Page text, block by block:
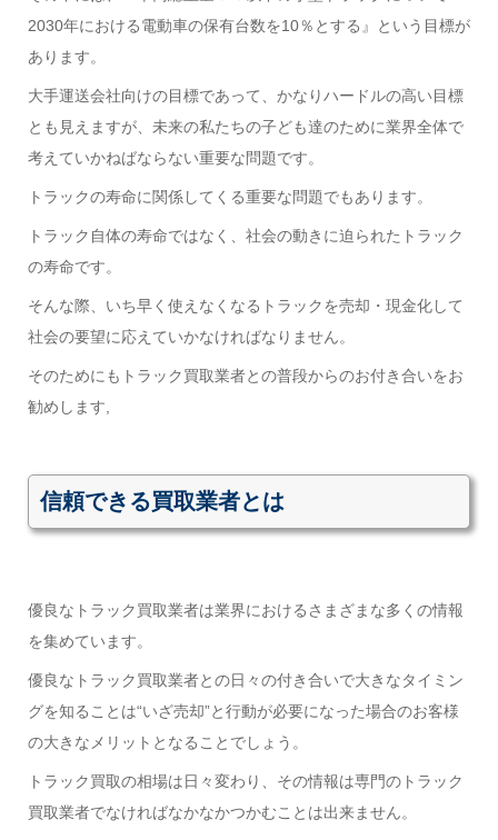
2030年における電動車の保有台数を10％とする』という目標が
あります。
大手運送会社向けの目標であって、かなりハードルの高い目標
とも見えますが、未来の私たちの子ども達のために業界全体で
考えていかねばならない重要な問題です。
トラックの寿命に関係してくる重要な問題でもあります。
トラック自体の寿命ではなく、社会の動きに迫られたトラック
の寿命です。
そんな際、いち早く使えなくなるトラックを売却・現金化して
社会の要望に応えていかなければなりません。
そのためにもトラック買取業者との普段からのお付き合いをお
勧めします,
信頼できる買取業者とは
優良なトラック買取業者は業界におけるさまざまな多くの情報
を集めています。
優良なトラック買取業者との日々の付き合いで大きなタイミン
グを知ることは“いざ売却”と行動が必要になった場合のお客様
の大きなメリットとなることでしょう。
トラック買取の相場は日々変わり、その情報は専門のトラック
買取業者でなければなかなかつかむことは出来ません。